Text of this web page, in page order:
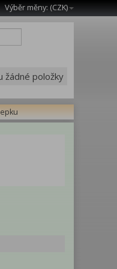
Výběr měny: (CZK)
žádné položky